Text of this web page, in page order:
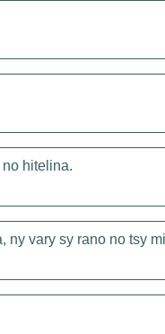
hitelina.
vary sy rano no tsy